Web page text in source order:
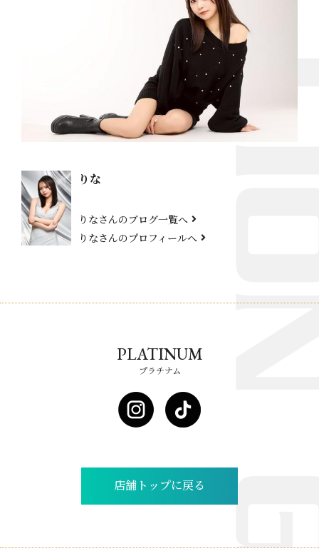
りな
りなさんのブログ一覧へ
りなさんのプロフィールへ
PLATINUM
プラチナム
店舗トップに戻る